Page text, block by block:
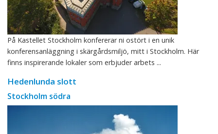
På Kastellet Stockholm konfererar ni ostört i en unik
konferensanläggning i skärgårdsmiljö, mitt i Stockholm. Här
finns inspirerande lokaler som erbjuder arbets ...
Hedenlunda slott
Stockholm södra